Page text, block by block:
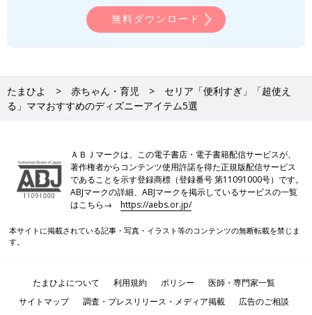
無料ダウンロード
たまひよ 赤ちゃん・育児
セリア「便利すぎ」「超使え
る」ママおすすめのディズニーアイテム5選
ＡＢＪマークは、この電子書店・電子書籍配信サービスが、
著作権者からコンテンツ使用許諾を得た正規版配信サービス
であることを示す登録商標（登録番号 第11091000号）です。
ABJマークの詳細、ABJマークを掲示しているサービスの一覧
はこちら→https://aebs.or.jp/
本サイトに掲載されている記事・写真・イラスト等のコンテンツの無断転載を禁じま
す。
たまひよについて 利用規約 ポリシー
医師・専門家一覧
サイトマップ
調査・プレスリリース・メディア掲載
広告のご相談